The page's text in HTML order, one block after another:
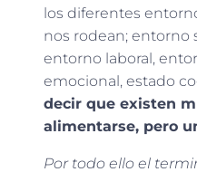
los diferentes
nos rodean; entorno
entorno laboral,
emocional, estado
decir que existen
alimentarse, pero
Por todo ello el